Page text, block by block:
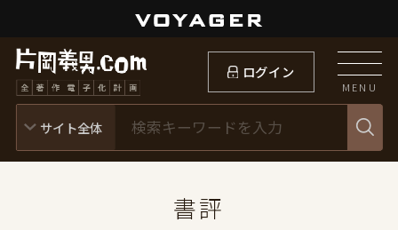
ログイン
MENU
書評